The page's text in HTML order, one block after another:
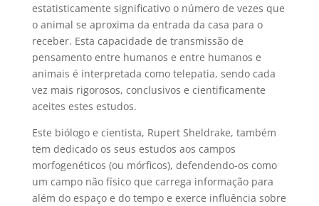
estatisticamente significativo o número de vezes que
o animal se aproxima da entrada da casa para o
receber. Esta capacidade de transmissão de
pensamento entre humanos e entre humanos e
animais é interpretada como telepatia, sendo cada
vez mais rigorosos, conclusivos e cientificamente
aceites estes estudos.
Este biólogo e cientista, Rupert Sheldrake, também
tem dedicado os seus estudos aos campos
morfogenéticos (ou mórficos), defendendo-os como
um campo não físico que carrega informação para
além do espaço e do tempo e exerce influência sobre